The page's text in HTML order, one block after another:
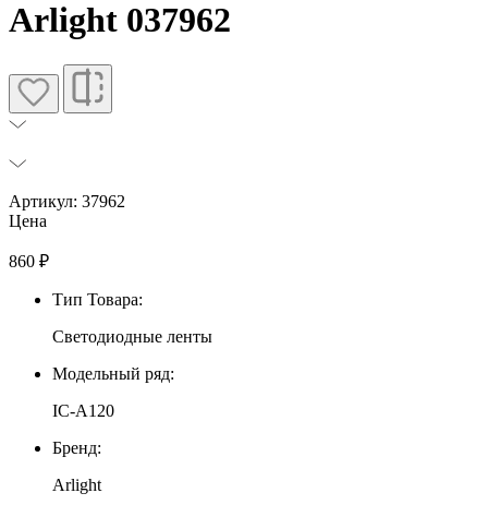
Arlight 037962
Артикул: 37962
Цена
860 ₽
Тип Товара:
Светодиодные ленты
Модельный ряд:
IC-A120
Бренд:
Arlight